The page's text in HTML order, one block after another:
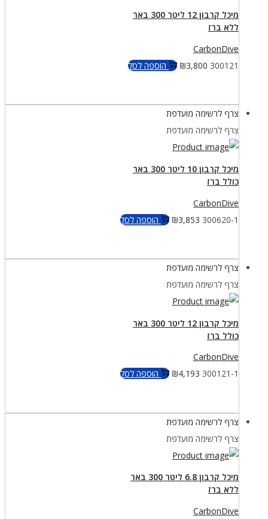
מיכל קרבון 12 ליטר 300 באר
ללא ברז
CarbonDive
300121
₪3,800 הוספה לסל
צרף לרשימה מועדפת
צרף לרשימה מועדפת
מיכל קרבון 10 ליטר 300 באר
כולל ברז
CarbonDive
300620-1
₪3,853 הוספה לסל
צרף לרשימה מועדפת
צרף לרשימה מועדפת
מיכל קרבון 12 ליטר 300 באר
כולל ברז
CarbonDive
300121-1
₪4,193 הוספה לסל
צרף לרשימה מועדפת
צרף לרשימה מועדפת
מיכל קרבון 6.8 ליטר 300 באר
ללא ברז
CarbonDive